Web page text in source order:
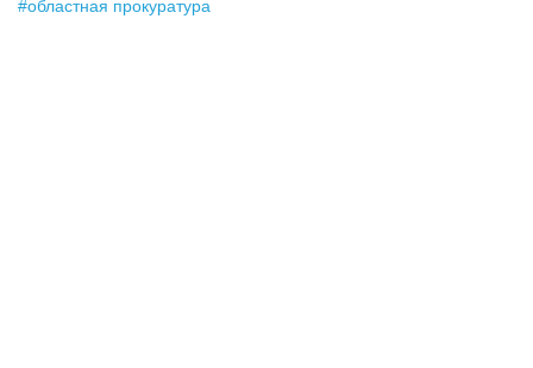
#областная прокуратура